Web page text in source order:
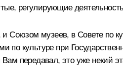
регулирующие
музеев, в Совете по
по культуре при
передавал, это уже некий